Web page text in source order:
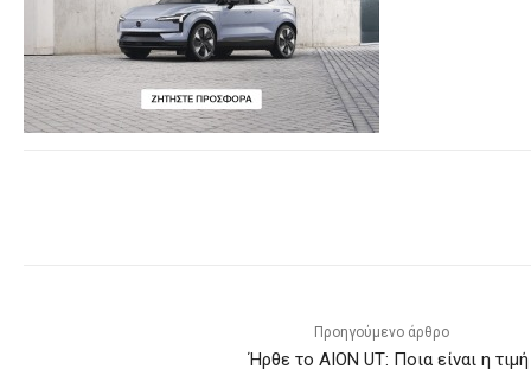
Προηγούμενο άρθρο
Ήρθε το AION UT: Ποια είναι η